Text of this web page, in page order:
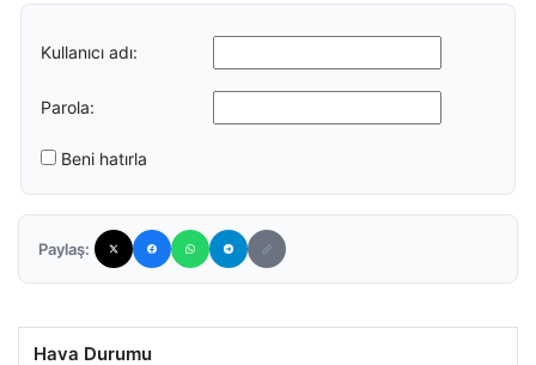
Kullanıcı adı:
Parola:
Beni hatırla
Paylaş:
Hava Durumu